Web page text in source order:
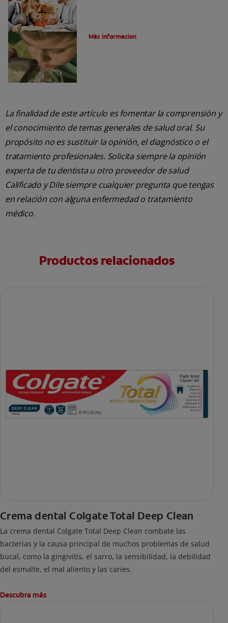
Más informacion
La finalidad de este artículo es fomentar la comprensión y
el conocimiento de temas generales de salud oral. Su
propósito no es sustituir la opinión, el diagnóstico o el
tratamiento profesionales. Solicita siempre la opinión
experta de tu dentista u otro proveedor de salud
Calificado y Dile siempre cualquier pregunta que tengas
en relación con alguna enfermedad o tratamiento
médico.
Productos relacionados
Crema dental Colgate Total Deep Clean
La crema dental Colgate Total Deep Clean combate las
bacterias y la causa principal de muchos problemas de salud
bucal, como la gingivitis, el sarro, la sensibilidad, la debilidad
del esmalte, el mal aliento y las caries.
Descubra más